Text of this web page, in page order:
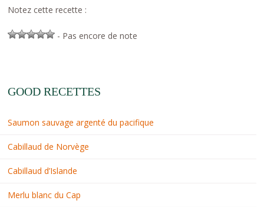
Notez cette recette :
- Pas encore de note
GOOD RECETTES
Saumon sauvage argenté du pacifique
Cabillaud de Norvège
Cabillaud d’Islande
Merlu blanc du Cap